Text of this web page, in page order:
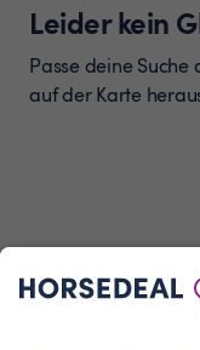
Leider kein
Passe deine
auf der Karte